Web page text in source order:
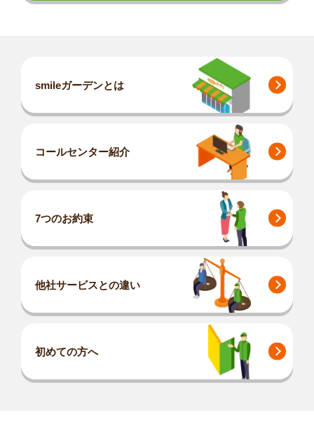
smileガーデンとは
コールセンター紹介
7つのお約束
他社サービスとの違い
初めての方へ